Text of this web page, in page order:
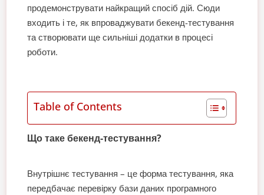
продемонструвати найкращий спосіб дій. Сюди
входить і те, як впроваджувати бекенд-тестування
та створювати ще сильніші додатки в процесі
роботи.
Table of Contents
Що таке бекенд-тестування?
Внутрішнє тестування – це форма тестування, яка
передбачає перевірку бази даних програмного